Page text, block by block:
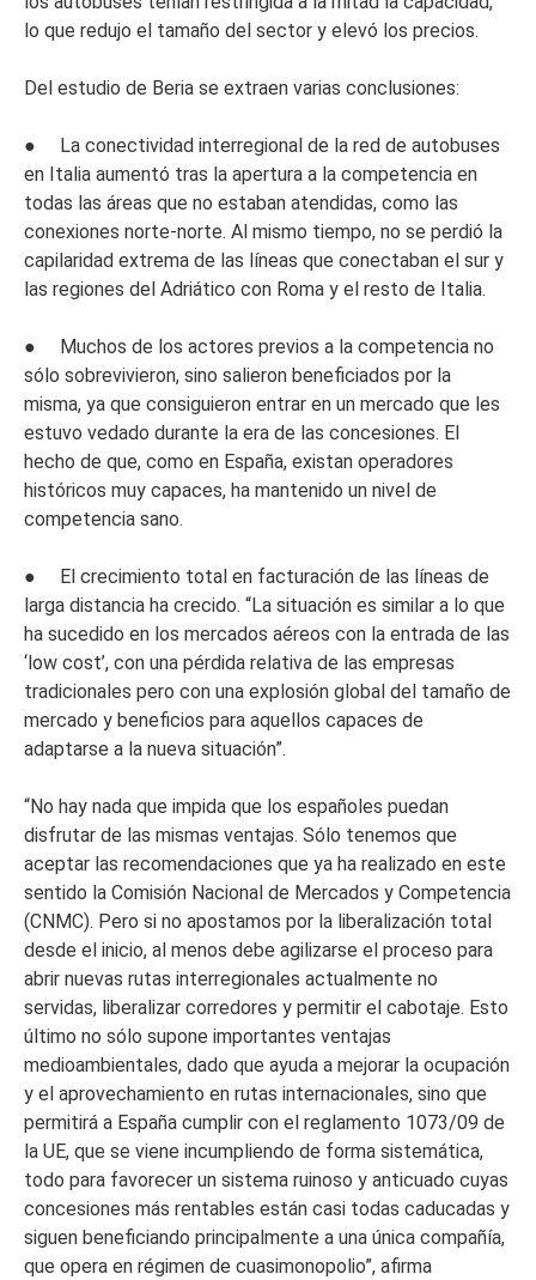
lo que redujo el tamaño del sector y elevó los precios.
Del estudio de Beria se extraen varias conclusiones:
● La conectividad interregional de la red de autobuses
en Italia aumentó tras la apertura a la competencia en
todas las áreas que no estaban atendidas, como las
conexiones norte-norte. Al mismo tiempo, no se perdió la
capilaridad extrema de las líneas que conectaban el sur y
las regiones del Adriático con Roma y el resto de Italia.
● Muchos de los actores previos a la competencia no
sólo sobrevivieron, sino salieron beneficiados por la
misma, ya que consiguieron entrar en un mercado que les
estuvo vedado durante la era de las concesiones. El
hecho de que, como en España, existan operadores
históricos muy capaces, ha mantenido un nivel de
competencia sano.
● El crecimiento total en facturación de las líneas de
larga distancia ha crecido. “La situación es similar a lo que
ha sucedido en los mercados aéreos con la entrada de las
‘low cost’, con una pérdida relativa de las empresas
tradicionales pero con una explosión global del tamaño de
mercado y beneficios para aquellos capaces de
adaptarse a la nueva situación”.
“No hay nada que impida que los españoles puedan
disfrutar de las mismas ventajas. Sólo tenemos que
aceptar las recomendaciones que ya ha realizado en este
sentido la Comisión Nacional de Mercados y Competencia
(CNMC). Pero si no apostamos por la liberalización total
desde el inicio, al menos debe agilizarse el proceso para
abrir nuevas rutas interregionales actualmente no
servidas, liberalizar corredores y permitir el cabotaje. Esto
último no sólo supone importantes ventajas
medioambientales, dado que ayuda a mejorar la ocupación
y el aprovechamiento en rutas internacionales, sino que
permitirá a España cumplir con el reglamento 1073/09 de
la UE, que se viene incumpliendo de forma sistemática,
todo para favorecer un sistema ruinoso y anticuado cuyas
concesiones más rentables están casi todas caducadas y
siguen beneficiando principalmente a una única compañía,
que opera en régimen de cuasimonopolio”, afirma